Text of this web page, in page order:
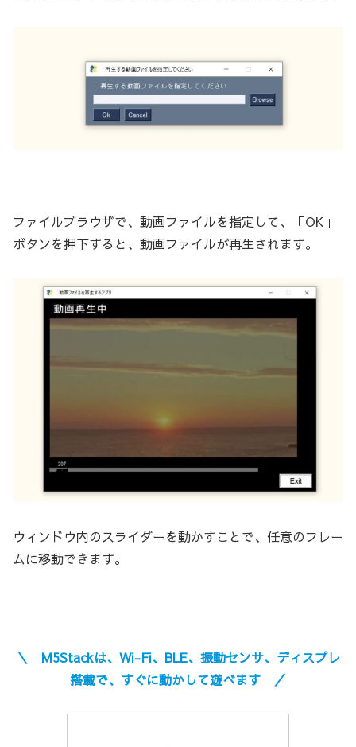
ファイルブラウザで、動画ファイルを指定して、「OK」
ボタンを押下すると、動画ファイルが再生されます。
ウィンドウ内のスライダーを動かすことで、任意のフレー
ムに移動できます。
＼ M5Stackは、Wi-Fi、BLE、振動センサ、ディスプレ
搭載で、すぐに動かして遊べます ／